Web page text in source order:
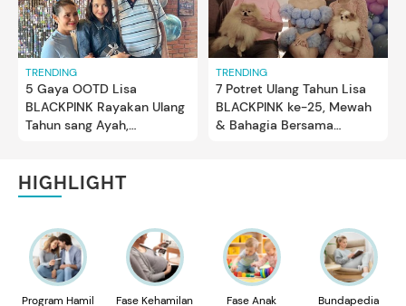
TRENDING
5 Gaya OOTD Lisa
BLACKPINK Rayakan Ulang
Tahun sang Ayah,
TRENDING
7 Potret Ulang Tahun Lisa
BLACKPINK ke-25, Mewah
& Bahagia Bersama
HIGHLIGHT
Program Hamil Fase Kehamilan Fase Anak Bundapedia